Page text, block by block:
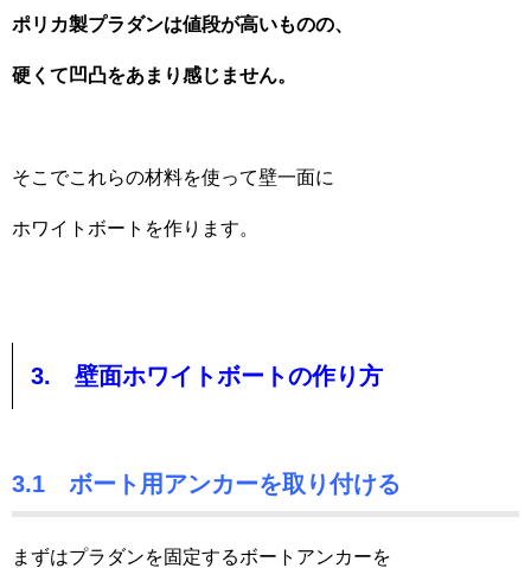
ポリカ製プラダンは値段が高いものの、
硬くて凹凸をあまり感じません。
そこでこれらの材料を使って壁一面に
ホワイトボートを作ります。
3. 壁面ホワイトボートの作り方
3.1 ボート用アンカーを取り付ける
まずはプラダンを固定するボートアンカーを